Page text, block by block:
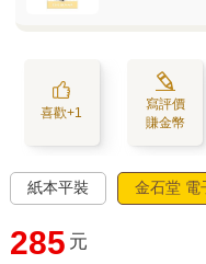
喜歡+1
寫評價
賺金幣
紙本平裝 金石堂 電
285 元